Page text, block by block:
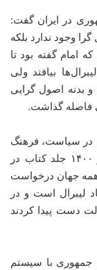
در ایران گفت:
وجود ندارد بلکه
امام گفته بود تا
بیافتد ولی
و بدنه اصول گرایی
فاصله گذاشت.
در سیاست، فرهنگ
و اقتصاد گفت: در حالی که در آمریکا بیش از ۱۴۰۰ جلد کتاب در
جهان درخواست
لیبرال است و در
دست پیدا کردند
جمهوری با سیستم